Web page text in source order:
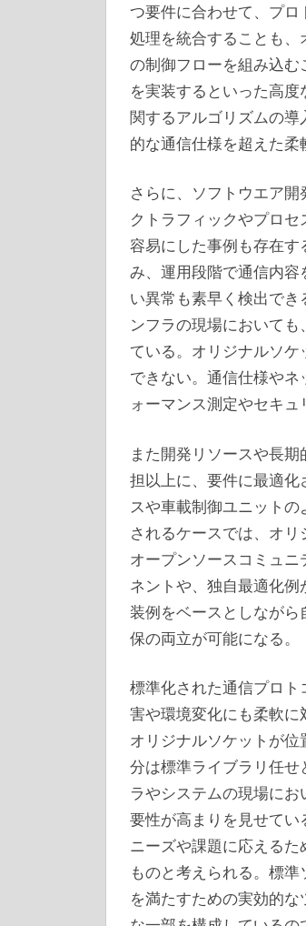
つ要件に合わせて、プ
処理を統合することも
の制御フローを組み込
を実装するといった高
関するアルゴリズムの
的な通信仕様を超えた柔
さらに、ソフトウエア
クトラフィックやプロ
容易にした事例も存在
み、運用段階で通信内
い異常も素早く検出で
ンフラの現場において
ている。オリジナルソ
できない。通信仕様や
ォーマンス測定やセキュ
また開発リソースや長
担以上に、要件に最適化
スや車載制御ユニット
されるケースでは、オリ
オープンソースコミュ
ネントや、独自最適化
装例をベースとしなが
保の両立が可能になる。
標準化された通信プロ
害や環境変化にも柔軟
オリジナルソケットが
分は標準ライブラリ任
ラやシステムの現場に
要性が高まりを見せて
ニーズや課題に応えるた
ものと考えられる。標
を満たすための実効的